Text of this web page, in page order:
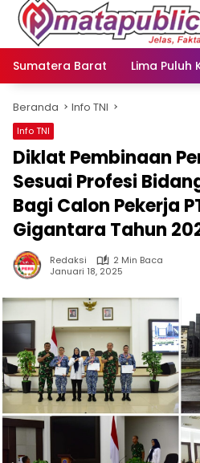
Langsung
konten
Sumatera Barat
Lima Puluh
Beranda Info TNI
Info TNI
Diklat Pembinaan
Sesuai Profesi
Bagi Calon Pekerja
Gigantara Tahun
Redaksi
2 Min Baca
Januari 18, 2025